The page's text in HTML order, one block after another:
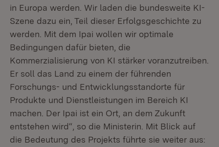
in Europa werden. Wir laden die bundesweite KI-
Szene dazu ein, Teil dieser Erfolgsgeschichte zu
werden. Mit dem Ipai wollen wir optimale
Bedingungen dafür bieten, die
Kommerzialisierung von KI stärker voranzutreiben.
Er soll das Land zu einem der führenden
Forschungs- und Entwicklungsstandorte für
Produkte und Dienstleistungen im Bereich KI
machen. Der Ipai ist ein Ort, an dem Zukunft
entstehen wird“, so die Ministerin. Mit Blick auf
die Bedeutung des Projekts führte sie weiter aus: